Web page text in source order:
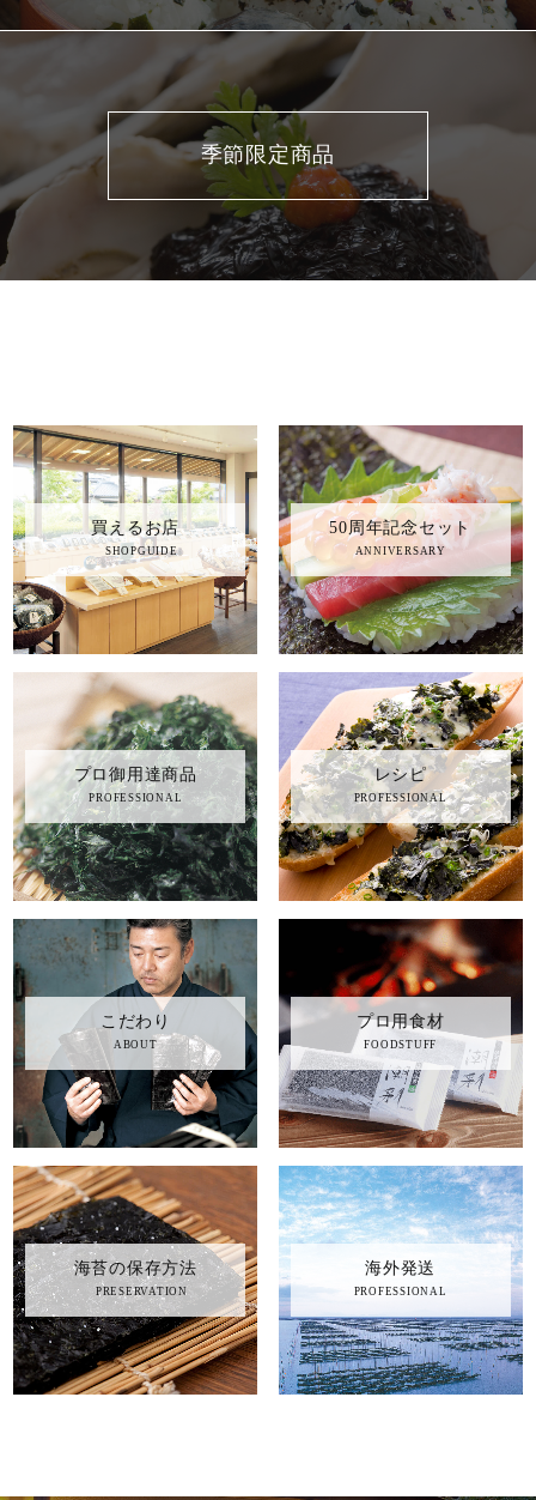
キーワード（商品名）
商品番号
価格（税別）
在庫
在庫なし商品を表示しない
検索
季節限定商品
買えるお店
SHOPGUIDE
50周年記念セット
ANNIVERSARY
プロ御用達商品
PROFESSIONAL
レシピ
PROFESSIONAL
こだわり
ABOUT
プロ用食材
FOODSTUFF
海苔の保存方法
PRESERVATION
海外発送
PROFESSIONAL